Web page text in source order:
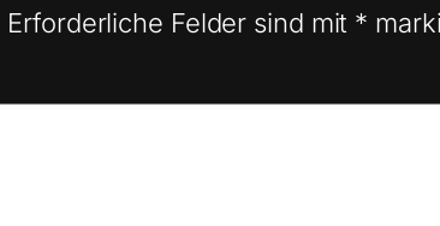
Erforderliche Felder sind mit *